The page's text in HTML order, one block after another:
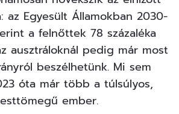
az Egyesült Államokban 2030-
a felnőttek 78 százaléka
ausztráloknál pedig már most
beszélhetünk. Mi sem
óta már több a túlsúlyos,
ember.